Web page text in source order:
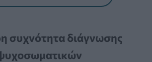
συχνότητα διάγνωσης